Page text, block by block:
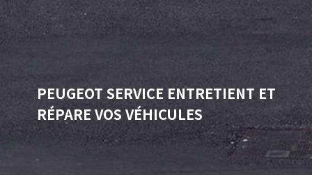
PEUGEOT SERVICE ENTRETIENT ET
RÉPARE VOS VÉHICULES